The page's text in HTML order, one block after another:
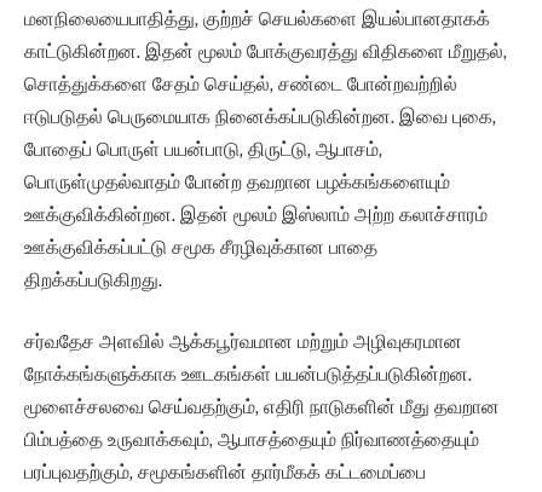
மனநிலையைபாதித்து, குற்றச் செயல்களை இயல்பானதாகக்
காட்டுகின்றன. இதன் மூலம் போக்குவரத்து விதிகளை மீறுதல்,
சொத்துக்களை சேதம் செய்தல், சண்டை போன்றவற்றில்
ஈடுபடுதல் பெருமையாக நினைக்கப்படுகின்றன. இவை புகை,
போதைப் பொருள் பயன்பாடு, திருட்டு, ஆபாசம்,
பொருள்முதல்வாதம் போன்ற தவறான பழக்கங்களையும்
ஊக்குவிக்கின்றன. இதன் மூலம் இஸ்லாம் அற்ற கலாச்சாரம்
ஊக்குவிக்கப்பட்டு சமூக சீரழிவுக்கான பாதை
திறக்கப்படுகிறது.
சர்வதேச அளவில் ஆக்கபூர்வமான மற்றும் அழிவுகரமான
நோக்கங்களுக்காக ஊடகங்கள் பயன்படுத்தப்படுகின்றன.
மூளைச்சலவை செய்வதற்கும், எதிரி நாடுகளின் மீது தவறான
பிம்பத்தை உருவாக்கவும், ஆபாசத்தையும் நிர்வாணத்தையும்
பரப்புவதற்கும், சமூகங்களின் தார்மீகக் கட்டமைப்பை